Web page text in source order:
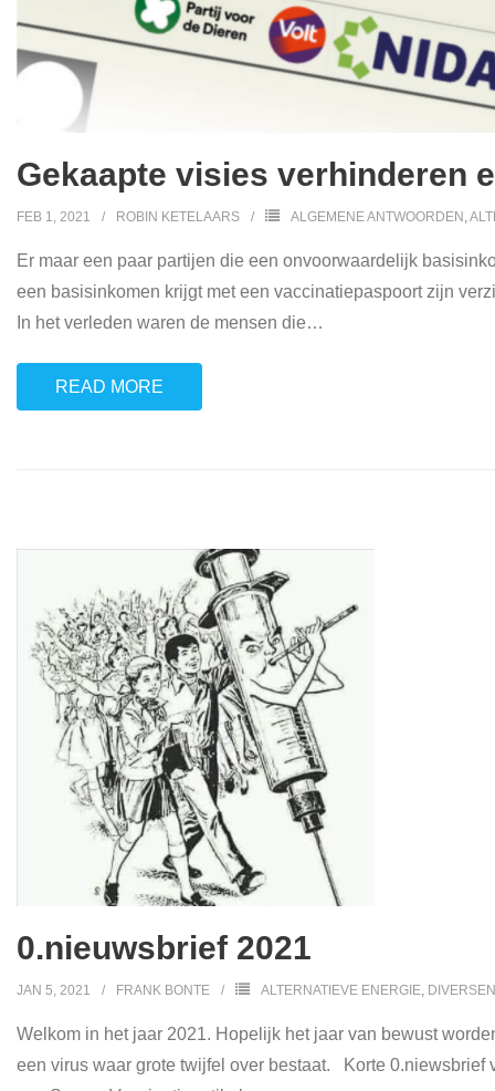
Gekaapte visies verhinderen
FEB 1, 2021 ROBIN KETELAARS ALGEMENE ANTWOORDEN ,
Er maar een paar partijen die een onvoorwaardelijk
een basisinkomen krijgt met een vaccinatiepaspoort zijn
In het verleden waren de mensen die…
READ MORE
0.nieuwsbrief 2021
JAN 5, 2021 FRANK BONTE ALTERNATIEVE ENERGIE, DIVERSEN
Welkom in het jaar 2021. Hopelijk het jaar van bewust
een virus waar grote twijfel over bestaat. Korte